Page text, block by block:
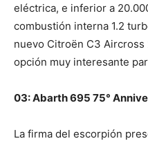
eléctrica, e inferior a
combustión interna 1.2
nuevo Citroën C3
opción muy interesante
03: Abarth 695 75°
La firma del escorpión